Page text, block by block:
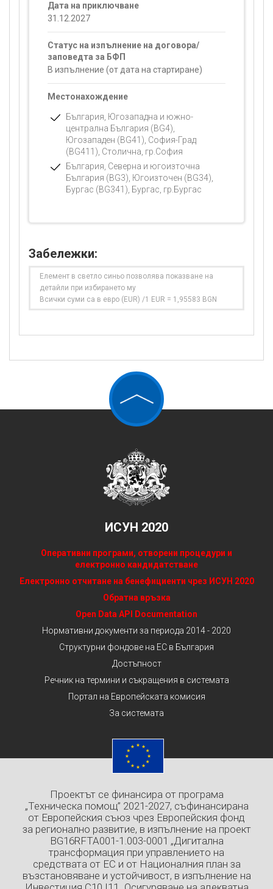
Дата на приключване
31.12.2027
Статус на изпълнение на договора/
заповедта за БФП
В изпълнение (от дата на стартиране)
Местонахождение
България, Югозападна и южно-
централна България (BG4),
Югозападен (BG41), София-Град
(BG411), Столична, гр.София
България, Северна и югоизточна
България (BG3), Югоизточен (BG34),
Бургас (BG341), Бургас, гр.Бургас
Забележки:
Елемент в светло синьо позволява показване на
детайли при избирането му
Всички суми са в евро (EUR) /1 EUR = 1,95583 BGN
ИСУН 2020
Оперативни програми, отворени процедури и
електронно кандидатстване
Електронно отчитане на бенефициенти чрез ИСУН 2020
Обратна връзка
Open Data API Documentation
Нормативни документи за периода 2014 - 2020
Структурни фондове на ЕС в България
Достъпност
Речник на термини и съкращения в системата
Портал на Европейската комисия
За системата
Проектът се финансира от програма
„Техническа помощ” 2021-2027, съфинансирана
от Европейския съюз чрез Европейския фонд
за регионално развитие, в изпълнение на проект
BG16RFTA001-1.003-0001 „Дигитална
трансформация при управлението на
средствата от ЕС и от Националния план за
възстановяване и устойчивост, в изпълнение на